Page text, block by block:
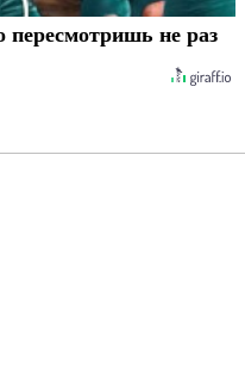
пересмотришь не раз